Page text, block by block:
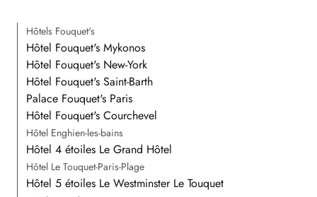
Hôtels Fouquet's
Hôtel Fouquet's Mykonos
Hôtel Fouquet's New-York
Hôtel Fouquet's Saint-Barth
Palace Fouquet's Paris
Hôtel Fouquet's Courchevel
Hôtel Enghien-les-bains
Hôtel 4 étoiles Le Grand Hôtel
Hôtel Le Touquet-Paris-Plage
Hôtel 5 étoiles Le Westminster Le Touquet